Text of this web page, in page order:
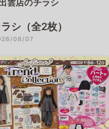
雲店のチラシ
シ（全2枚）
08/07